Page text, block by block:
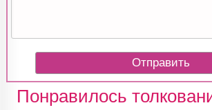
Понравилось